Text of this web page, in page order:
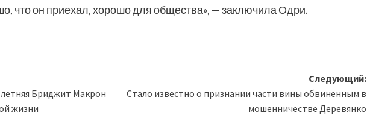
что он приехал, хорошо для общества», — заключила Одри.
Бриджит Макрон
жизни
Следующий:
Стало известно о признании части вины обвиненным в
мошенничестве Деревянко